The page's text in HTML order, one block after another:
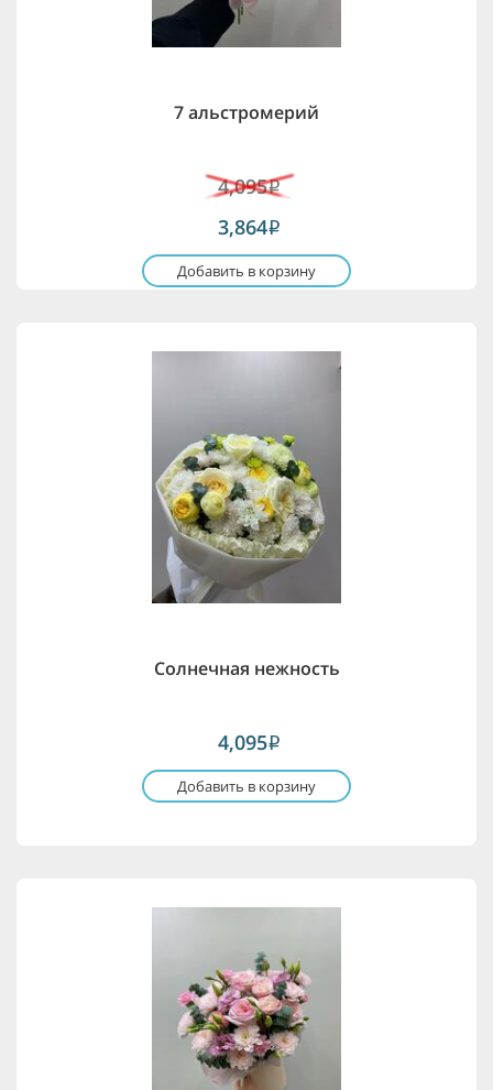
7 альстромерий
4,095i
3,864i
Добавить в корзину
Солнечная нежность
4,095i
Добавить в корзину